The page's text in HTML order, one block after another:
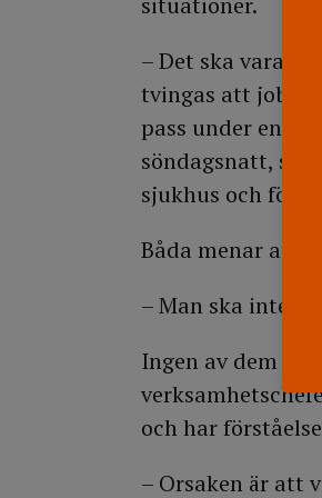
– Det ska vara
tvingas att jobba
pass under en
söndagsnatt,
sjukhus och
Båda menar att
– Man ska inte
Ingen av dem
och har
– Orsaken är att